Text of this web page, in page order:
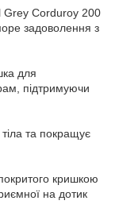
Grey Corduroy 200
задоволення з
для
підтримуючи
та покращує
кришкою
на дотик